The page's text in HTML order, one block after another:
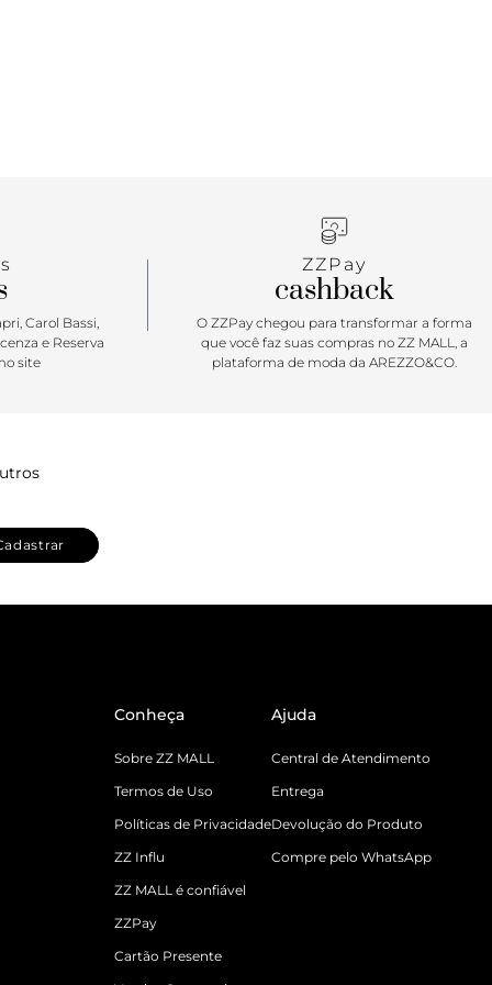
Carol Bassi,
e Reserva
site
ZZPay
cashback
O ZZPay chegou para transformar a forma
que você faz suas compras no ZZ MALL, a
plataforma de moda da AREZZO&CO.
Conheça
Sobre ZZ MALL
Termos de Uso
Políticas de Privacidade
ZZ Influ
ZZ MALL é confiável
ZZPay
Cartão Presente
Ajuda
Central de Atendimento
Entrega
Devolução do Produto
Compre pelo WhatsApp